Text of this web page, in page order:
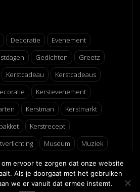
Decoratie
Evenement
Gedichten
Greetz
Kerstcadeau
Kerstcadeaus
Kerstevenement
Kerstman
Kerstmarkt
Kerstrecept
Museum
Muziek
Winter Winterfair
ervoor te zorgen dat onze website
Als je doorgaat met het gebruiken
we er vanuit dat ermee instemt.